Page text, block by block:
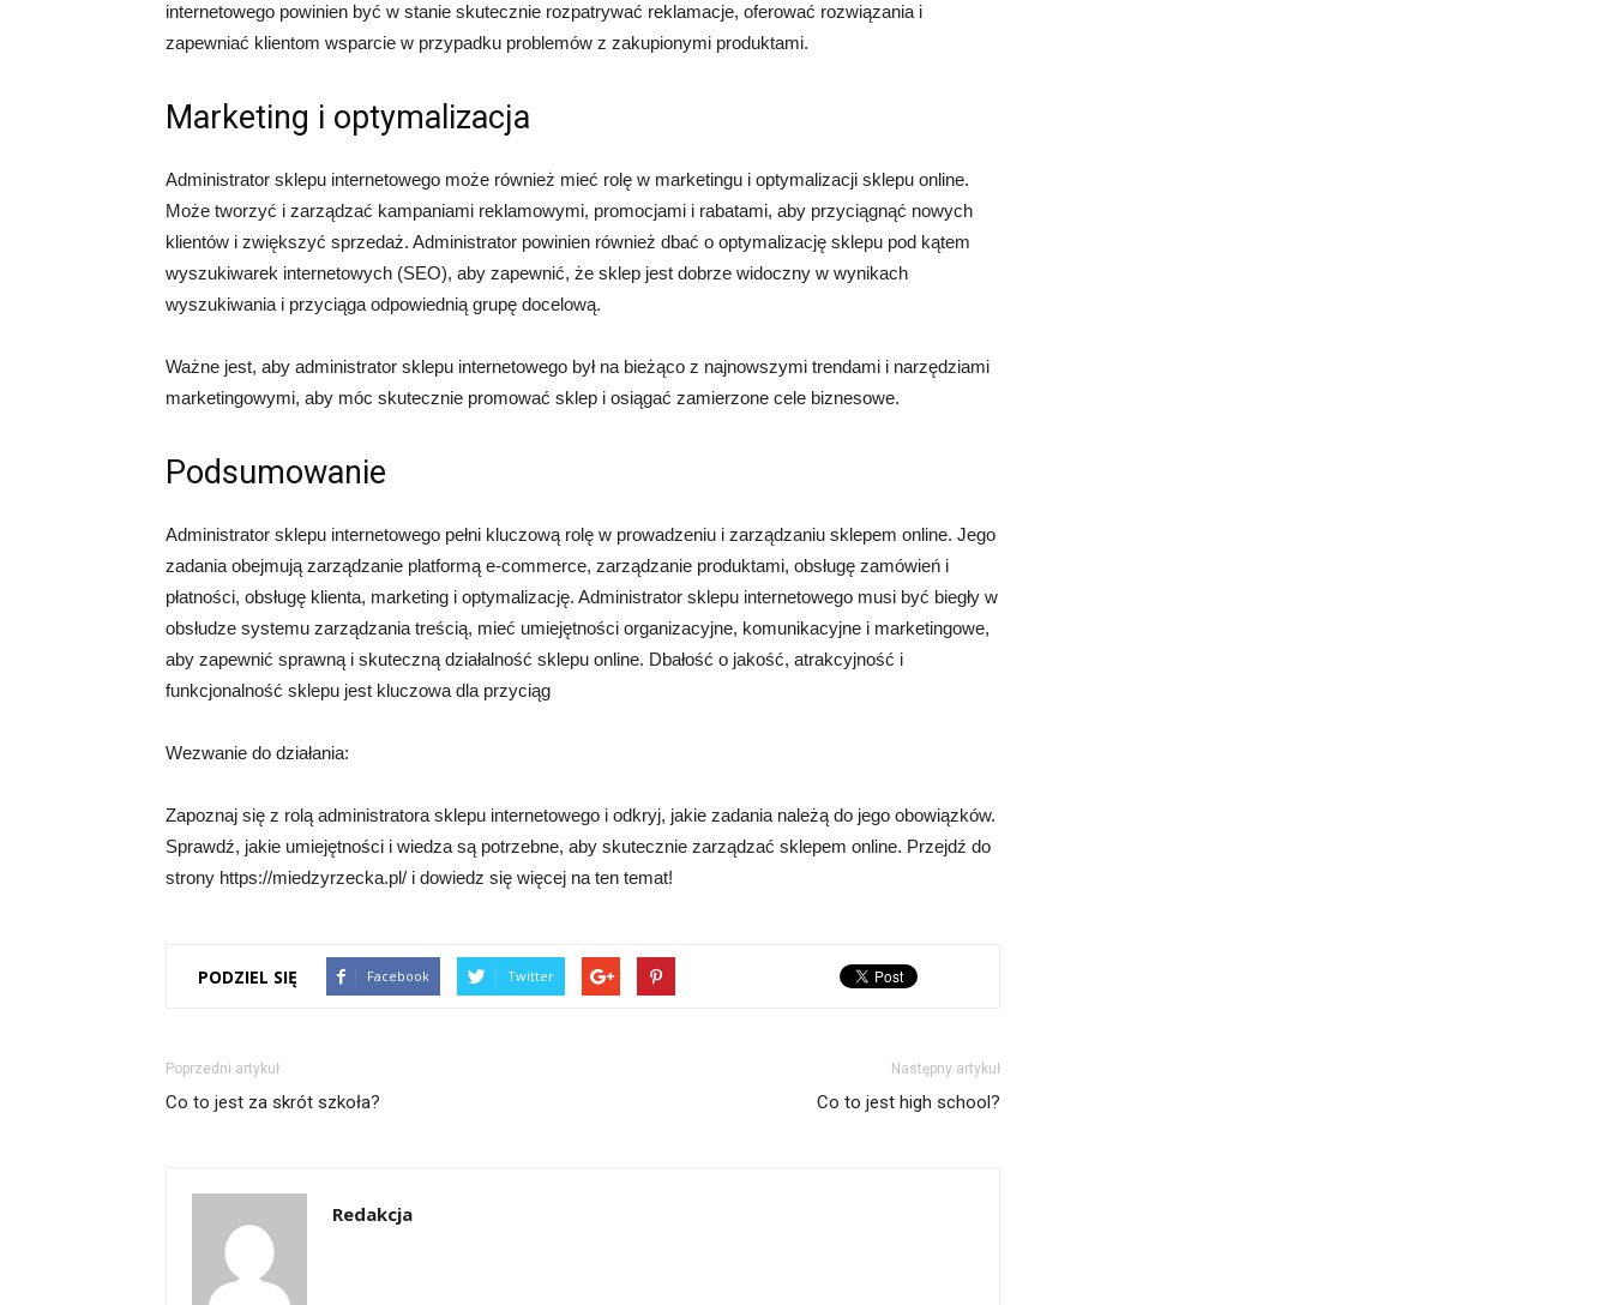
internetowego powinien być w stanie skutecznie rozpatrywać reklamacje, oferować rozwiązania i
zapewniać klientom wsparcie w przypadku problemów z zakupionymi produktami.
Marketing i optymalizacja
Administrator sklepu internetowego może również mieć rolę w marketingu i optymalizacji sklepu online.
Może tworzyć i zarządzać kampaniami reklamowymi, promocjami i rabatami, aby przyciągnąć nowych
klientów i zwiększyć sprzedaż. Administrator powinien również dbać o optymalizację sklepu pod kątem
wyszukiwarek internetowych (SEO), aby zapewnić, że sklep jest dobrze widoczny w wynikach
wyszukiwania i przyciąga odpowiednią grupę docelową.
Ważne jest, aby administrator sklepu internetowego był na bieżąco z najnowszymi trendami i narzędziami
marketingowymi, aby móc skutecznie promować sklep i osiągać zamierzone cele biznesowe.
Podsumowanie
Administrator sklepu internetowego pełni kluczową rolę w prowadzeniu i zarządzaniu sklepem online. Jego
zadania obejmują zarządzanie platformą e-commerce, zarządzanie produktami, obsługę zamówień i
płatności, obsługę klienta, marketing i optymalizację. Administrator sklepu internetowego musi być biegły w
obsłudze systemu zarządzania treścią, mieć umiejętności organizacyjne, komunikacyjne i marketingowe,
aby zapewnić sprawną i skuteczną działalność sklepu online. Dbałość o jakość, atrakcyjność i
funkcjonalność sklepu jest kluczowa dla przyciąg
Wezwanie do działania:
Zapoznaj się z rolą administratora sklepu internetowego i odkryj, jakie zadania należą do jego obowiązków.
Sprawdź, jakie umiejętności i wiedza są potrzebne, aby skutecznie zarządzać sklepem online. Przejdź do
strony https://miedzyrzecka.pl/ i dowiedz się więcej na ten temat!
PODZIEL SIĘ Facebook Twitter
Poprzedni artykuł
Co to jest za skrót szkoła?
Następny artykuł
Co to jest high school?
Redakcja